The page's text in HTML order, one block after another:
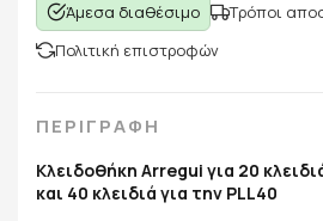
Άμεσα διαθέσιμο
Τρόποι
Πολιτική επιστροφών
ΠΕΡΙΓΡΑΦΗ
Κλειδοθήκη Arregui για 20
και 40 κλειδιά για την PLL40